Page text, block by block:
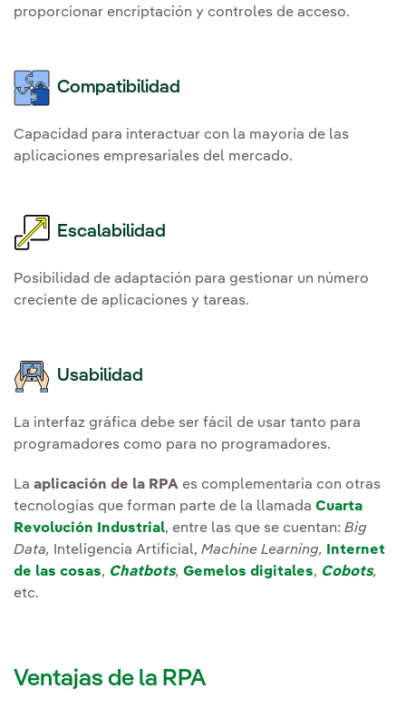
proporcionar encriptación y controles de acceso.
Compatibilidad
Capacidad para interactuar con la mayoría de las
aplicaciones empresariales del mercado.
Escalabilidad
Posibilidad de adaptación para gestionar un número
creciente de aplicaciones y tareas.
Usabilidad
La interfaz gráfica debe ser fácil de usar tanto para
programadores como para no programadores.
La aplicación de la RPA es complementaria con otras
tecnologías que forman parte de la llamada Cuarta
Revolución Industrial, entre las que se cuentan: Big
Data, Inteligencia Artificial, Machine Learning, Internet
de las cosas, Chatbots, Gemelos digitales, Cobots,
etc.
Ventajas de la RPA